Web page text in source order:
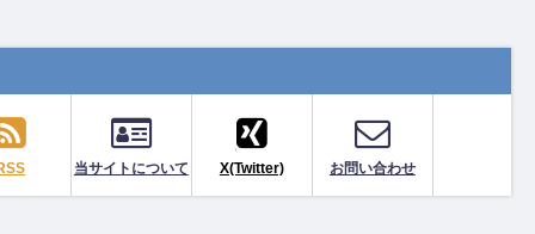
当サイトについて X(Twitter) お問い合わせ